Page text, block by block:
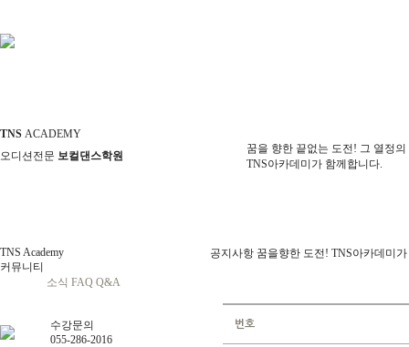
TNS ACADEMY
오디션전문 보컬댄스학원
꿈을 향한 끝없는 도전! 그 열정의
TNS아카데미가 함께합니다.
TNS Academy
커뮤니티
소식 FAQ Q&A
수강문의
055-286-2016
공지사항 꿈을향한 도전! TNS아카데미
번호